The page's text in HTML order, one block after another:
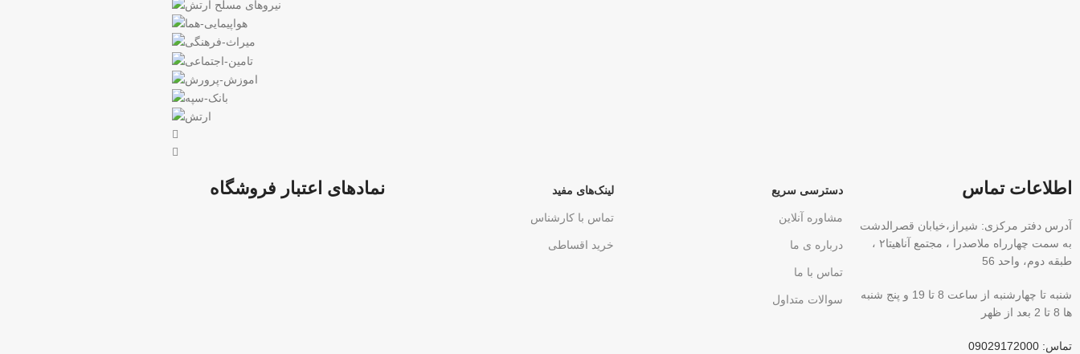
اطلاعات تماس
آدرس دفتر مرکزی: شیراز،خیابان قصرالدشت
به سمت چهارراه ملاصدرا ، مجتمع آناهیتا۲ ،
طبقه دوم، واحد 56
شنبه تا چهارشنبه از ساعت 8 تا 19 و پنج شنبه
ها 8 تا 2 بعد از ظهر
تماس: 09029172000
دسترسی سریع
مشاوره آنلاین
درباره ی ما
تماس با ما
سوالات متداول
لینک‌های مفید
تماس با کارشناس
خرید اقساطی
نمادهای اعتبار فروشگاه